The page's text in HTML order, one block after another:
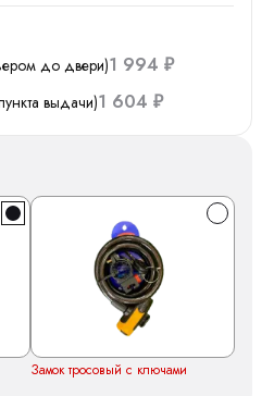
до двери)1 994 ₽
выдачи)1 604 ₽
Замок тросовый с ключами